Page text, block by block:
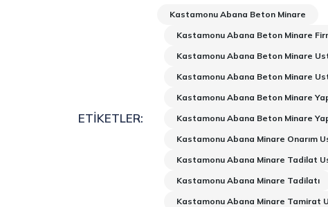
ETIKETLER:
Kastamonu Abana Beton Minare
Kastamonu Abana Beton Minare
Kastamonu Abana Beton Minare
Kastamonu Abana Beton Minare
Kastamonu Abana Beton Minare
Kastamonu Abana Beton Minare
Kastamonu Abana Minare Onarım
Kastamonu Abana Minare Tadilat
Kastamonu Abana Minare Tadilatı
Kastamonu Abana Minare Tamirat